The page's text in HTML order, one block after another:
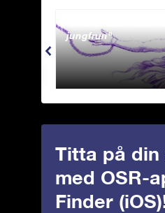
Andromeda - Den
jungfrun
Titta på din
med OSR-
Finder